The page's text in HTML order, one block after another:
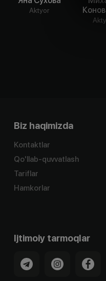
Aktyor
Biz haqimizda
Kontaktlar
Qo'llab-quvvatlash
Tariflar
Hamkorlar
Ijtimoiy tarmoqlar